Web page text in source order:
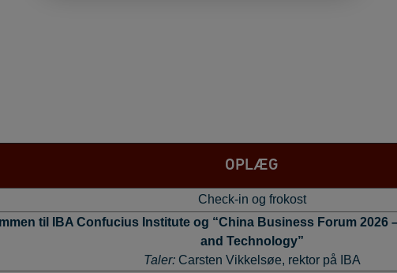
OPLÆG
Check-in og frokost
til IBA Confucius Institute og “China Business Forum 2026
and Technology”
Taler:Carsten Vikkelsøe, rektor på IBA